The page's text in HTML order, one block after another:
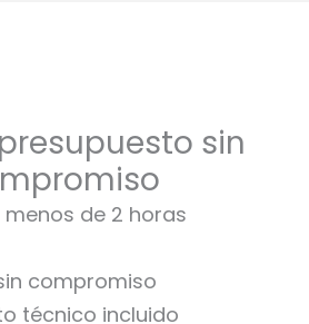
sin
menos de 2 horas
compromiso
técnico incluido